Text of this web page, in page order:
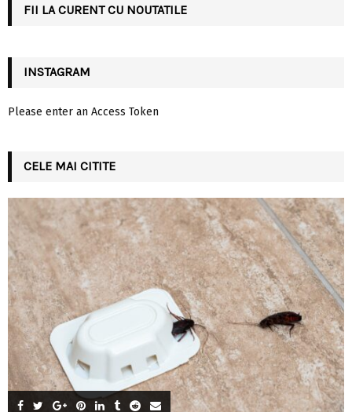
FII LA CURENT CU NOUTATILE
INSTAGRAM
Please enter an Access Token
CELE MAI CITITE